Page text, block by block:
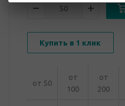
Купить в 1 клик
от 50
от
100
от
200